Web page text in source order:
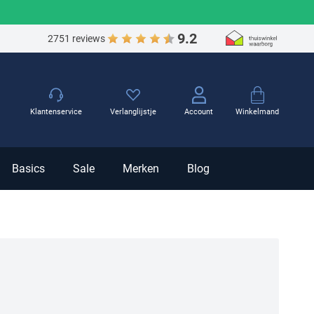
2751 reviews 9.2
Winkelmand
Basics Sale Merken Blog
Klantenservice Verlanglijstje Account